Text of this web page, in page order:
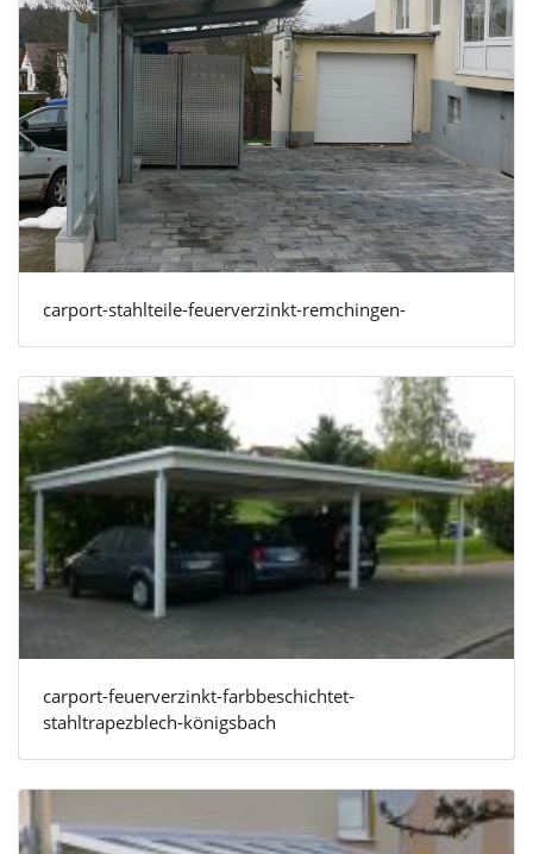
carport-stahlteile-feuerverzinkt-remchingen-
carport-feuerverzinkt-farbbeschichtet-
stahltrapezblech-königsbach